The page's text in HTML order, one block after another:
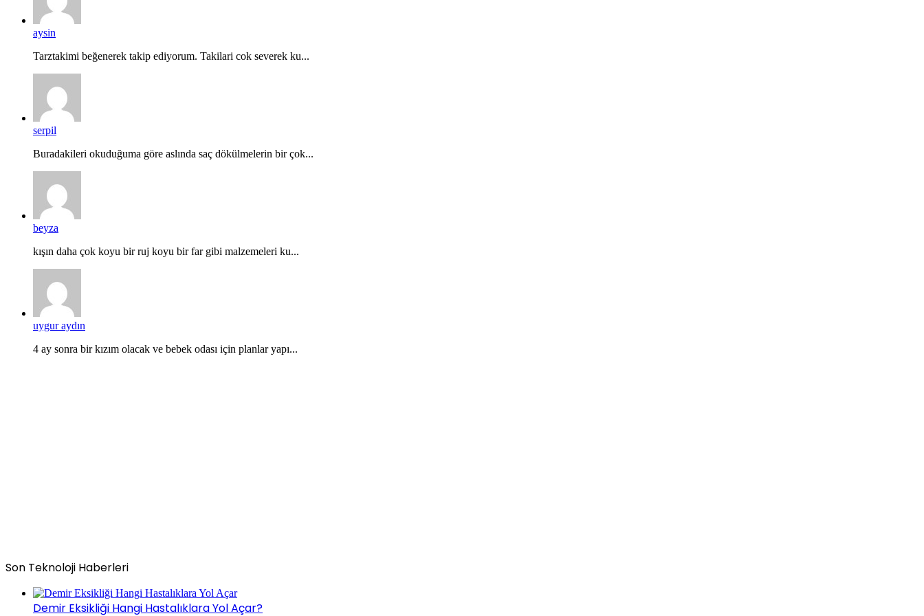
aysin
Tarztakimi beğenerek takip ediyorum. Takilari cok severek ku...
serpil
Buradakileri okuduğuma göre aslında saç dökülmelerin bir çok...
beyza
kışın daha çok koyu bir ruj koyu bir far gibi malzemeleri ku...
uygur aydın
4 ay sonra bir kızım olacak ve bebek odası için planlar yapı...
Son Teknoloji Haberleri
Demir Eksikliği Hangi Hastalıklara Yol Açar?